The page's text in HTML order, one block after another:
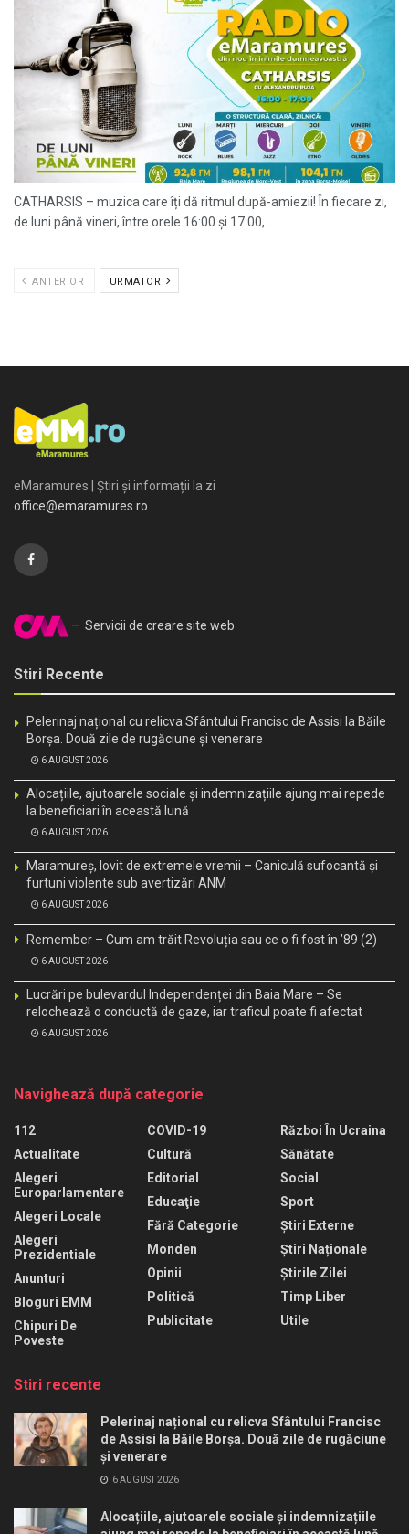
CATHARSIS – muzica care îți dă ritmul după-amiezii! În fiecare zi,
de luni până vineri, între orele 16:00 și 17:00,...
ANTERIOR URMATOR
eMaramures | Știri și informații la zi
office@emaramures.ro
– Servicii de creare site web
Stiri Recente
Pelerinaj național cu relicva Sfântului Francisc de Assisi la Băile
Borșa. Două zile de rugăciune și venerare
6 AUGUST 2026
Alocațiile, ajutoarele sociale și indemnizațiile ajung mai repede
la beneficiari în această lună
6 AUGUST 2026
Maramureș, lovit de extremele vremii – Caniculă sufocantă și
furtuni violente sub avertizări ANM
6 AUGUST 2026
Remember – Cum am trăit Revoluția sau ce o fi fost în ’89 (2)
6 AUGUST 2026
Lucrări pe bulevardul Independenței din Baia Mare – Se
relochează o conductă de gaze, iar traficul poate fi afectat
6 AUGUST 2026
Navighează după categorie
112
Actualitate
Alegeri
Europarlamentare
Alegeri Locale
Alegeri
Prezidentiale
Anunturi
Bloguri EMM
Chipuri De
Poveste
COVID-19
Cultură
Editorial
Educaţie
Fără Categorie
Monden
Opinii
Politică
Publicitate
Război În Ucraina
Sănătate
Social
Sport
Știri Externe
Știri Naționale
Știrile Zilei
Timp Liber
Utile
Stiri recente
Pelerinaj național cu relicva Sfântului Francisc
de Assisi la Băile Borșa. Două zile de rugăciune
și venerare
6 AUGUST 2026
Alocațiile, ajutoarele sociale și indemnizațiile